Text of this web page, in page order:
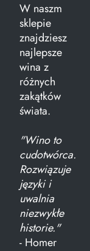
W naszm
sklepie
znajdziesz
najlepsze
wina z
różnych
zakątków
świata.
"Wino to
cudotwórca.
Rozwiązuje
języki i
uwalnia
niezwykłe
historie."
- Homer